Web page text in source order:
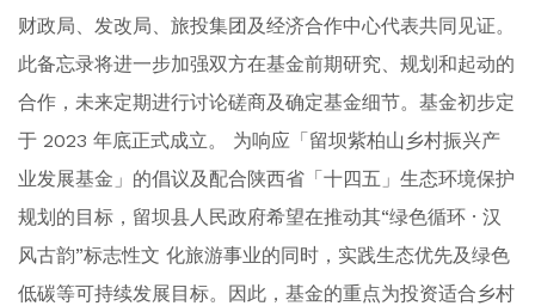
财政局、发改局、旅投集团及经济合作中心代表共同见证。
此备忘录将进一步加强双方在基金前期研究、规划和起动的
合作，未来定期进行讨论磋商及确定基金细节。基金初步定
于 2023 年底正式成立。 为响应「留坝紫柏山乡村振兴产
业发展基金」的倡议及配合陕西省「十四五」生态环境保护
规划的目标，留坝县人民政府希望在推动其“绿色循环 · 汉
风古韵”标志性文 化旅游事业的同时，实践生态优先及绿色
低碳等可持续发展目标。因此，基金的重点为投资适合乡村